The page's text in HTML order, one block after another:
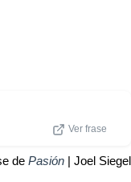
Ver frase
de Pasión | Joel Siegel